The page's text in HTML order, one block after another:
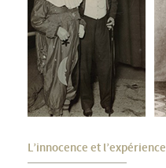
L’innocence et l’expérience